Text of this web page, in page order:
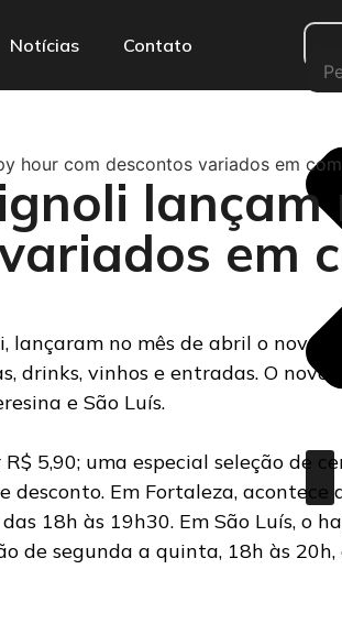
Notícias Contato
hour com descontos variados em
em
lançaram no mês de abril o novo
drinks, vinhos e entradas. O
e São Luís.
5,90; uma especial seleção de
desconto. Em Fortaleza,
18h às 19h30. Em São Luís, o
de segunda a quinta, 18h às